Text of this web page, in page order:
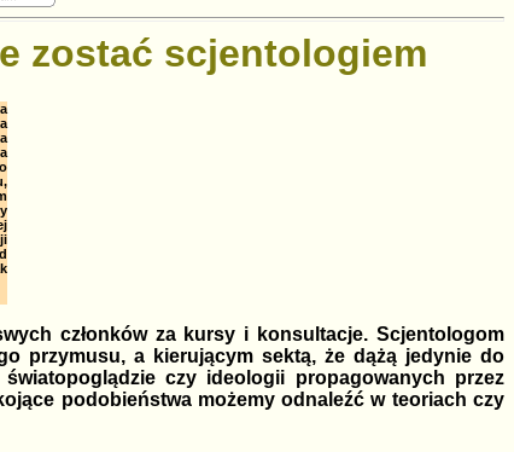
zostać scjentologiem
członków za kursy i konsultacje. Scjentologom
przymusu, a kierującym sektą, że dążą jedynie do
czy ideologii propagowanych przez
podobieństwa możemy odnaleźć w teoriach czy